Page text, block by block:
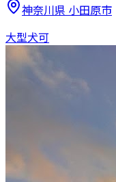
神奈川県 小田原市
大型犬可